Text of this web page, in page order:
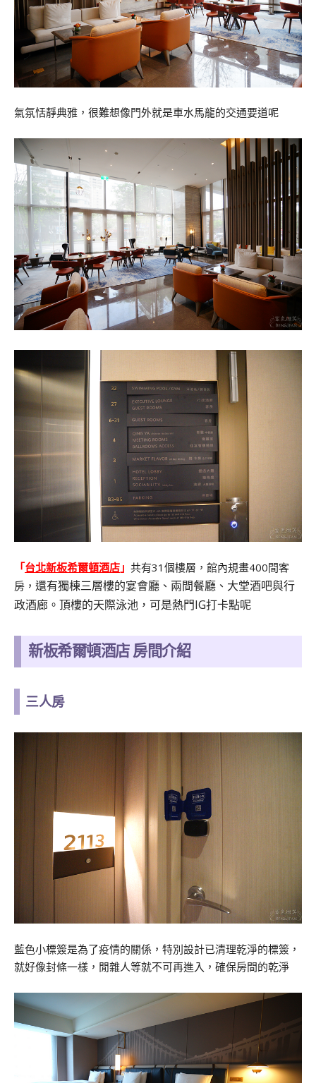
氣氛恬靜典雅，很難想像門外就是車水馬龍的交通要道呢
「台北新板希爾頓酒店 」 共有31個樓層，館內規畫400間客
房， 還有獨棟三層樓的宴會廳、兩間餐廳、大堂酒吧與行
政酒廊。頂樓的天際泳池，可是熱門IG打卡點呢
新板希爾頓酒店 房間介紹
三人房
藍色小標簽是為了疫情的關係，特別設計已清理乾淨的標簽，
就好像封條一樣，閒雜人等就不可再進入，確保房間的乾淨